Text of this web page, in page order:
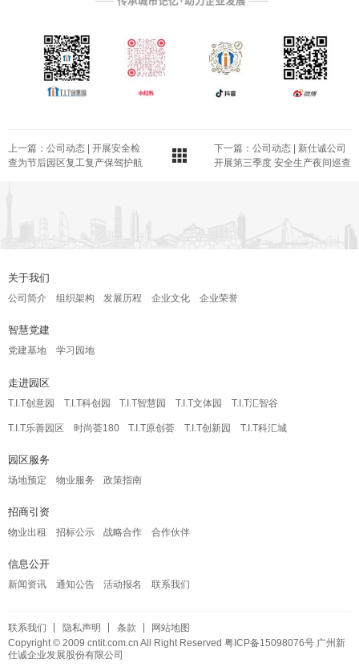
上一篇：公司动态 | 开展安全检
查为节后园区复工复产保驾护航
下一篇：公司动态 | 新仕诚公司
开展第三季度 安全生产夜间巡查
关于我们
公司简介 组织架构 发展历程 企业文化 企业荣誉
智慧党建
党建基地 学习园地
走进园区
T.I.T创意园 T.I.T科创园 T.I.T智慧园 T.I.T文体园 T.I.T汇智谷
T.I.T乐善园区 时尚荟180 T.I.T原创荟 T.I.T创新园 T.I.T科汇城
园区服务
场地预定 物业服务 政策指南
招商引资
物业出租 招标公示 战略合作 合作伙伴
信息公开
新闻资讯 通知公告 活动报名 联系我们
联系我们 隐私声明 条款
网站地图
Copyright © 2009 cntit.com.cn All Right Reserved 粤ICP备15098076号 广州新
仕诚企业发展股份有限公司